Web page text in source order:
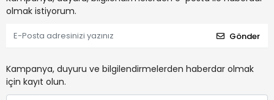
olmak istiyorum.
Gönder
Kampanya, duyuru ve bilgilendirmelerden haberdar olmak
için kayıt olun.